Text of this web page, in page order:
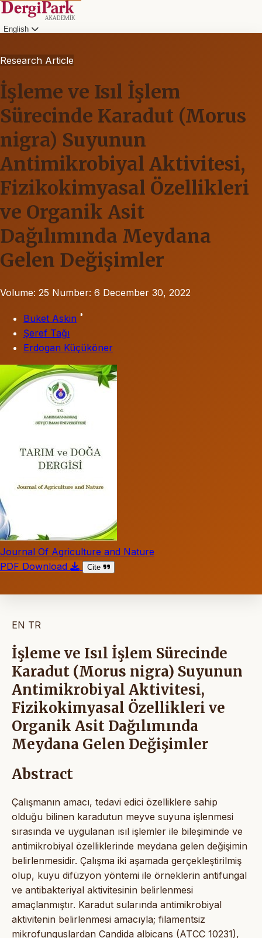
English
Research Article
İşleme ve Isıl İşlem
Sürecinde Karadut (Morus
nigra) Suyunun
Antimikrobiyal Aktivitesi,
Fizikokimyasal Özellikleri
ve Organik Asit
Dağılımında Meydana
Gelen Değişimler
Volume: 25 Number: 6 December 30, 2022
Buket Askin *
Şeref Tağı
Erdogan Küçüköner
Journal Of Agriculture and Nature
PDF Download
Cite
EN TR
İşleme ve Isıl İşlem Sürecinde
Karadut (Morus nigra) Suyunun
Antimikrobiyal Aktivitesi,
Fizikokimyasal Özellikleri ve
Organik Asit Dağılımında
Meydana Gelen Değişimler
Abstract
Çalışmanın amacı, tedavi edici özelliklere sahip
olduğu bilinen karadutun meyve suyuna işlenmesi
sırasında ve uygulanan ısıl işlemler ile bileşiminde ve
antimikrobiyal özelliklerinde meydana gelen değişimin
belirlenmesidir. Çalışma iki aşamada gerçekleştirilmiş
olup, kuyu difüzyon yöntemi ile örneklerin antifungal
ve antibakteriyal aktivitesinin belirlenmesi
amaçlanmıştır. Karadut sularında antimikrobiyal
aktivitenin belirlenmesi amacıyla; filamentsiz
mikrofunguslardan Candida albicans (ATCC 10231),